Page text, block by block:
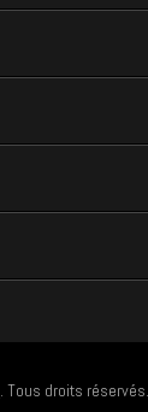
. Tous droits